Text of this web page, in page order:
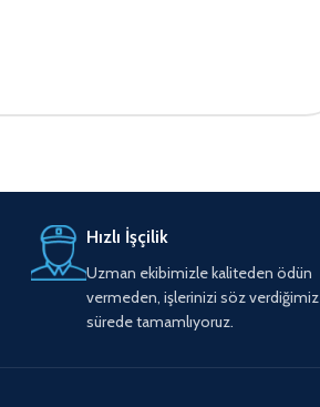
Hızlı İşçilik
Uzman ekibimizle kaliteden ödün
vermeden, işlerinizi söz verdiğimiz
sürede tamamlıyoruz.